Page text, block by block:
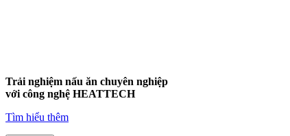
Trải nghiệm nấu ăn chuyên nghiệp
với công nghệ HEATTECH
Tìm hiểu thêm